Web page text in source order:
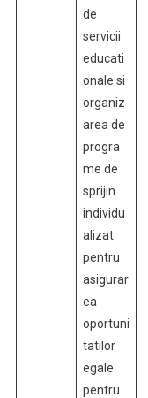
de
servicii
educati
onale si
organiz
area de
progra
me de
sprijin
individu
alizat
pentru
asigurar
ea
oportuni
tatilor
egale
pentru